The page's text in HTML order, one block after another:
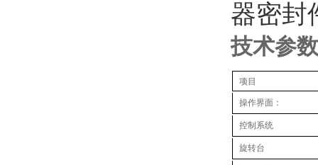
器密封
技术参数
项目
操作界面：
控制系统
旋转台